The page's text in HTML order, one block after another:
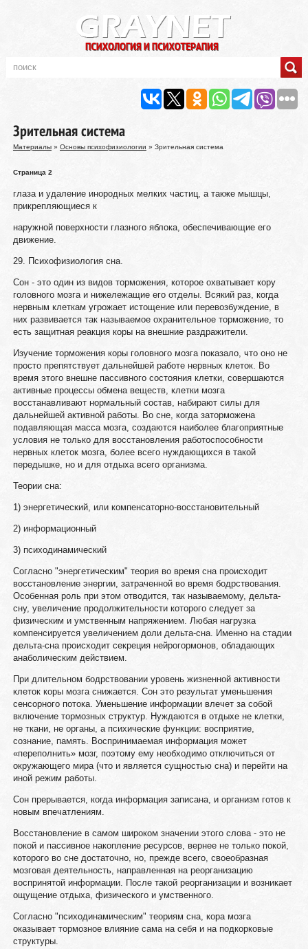
Зрительная система
Материалы» Основы психофизиологии » Зрительная система
Страница 2
глаза и удаление инородных мелких частиц, а также мышцы,
прикрепляющиеся к
наружной поверхности глазного яблока, обеспечивающие его
движение.
29. Психофизиология сна.
Сон - это один из видов торможения, которое охватывает кору
головного мозга и нижележащие его отделы. Всякий раз, когда
нервным клеткам угрожает истощение или перевозбуждение, в
них развивается так называемое охранительное торможение, то
есть защитная реакция коры на внешние раздражители.
Изучение торможения коры головного мозга показало, что оно не
просто препятствует дальнейшей работе нервных клеток. Во
время этого внешне пассивного состояния клетки, совершаются
активные процессы обмена веществ, клетки мозга
восстанавливают нормальный состав, набирают силы для
дальнейшей активной работы. Во сне, когда заторможена
подавляющая масса мозга, создаются наиболее благоприятные
условия не только для восстановления работоспособности
нервных клеток мозга, более всего нуждающихся в такой
передышке, но и для отдыха всего организма.
Теории сна:
1) энергетический, или компенсаторно-восстановительный
2) информационный
3) психодинамический
Согласно "энергетическим" теория во время сна происходит
восстановление энергии, затраченной во время бодрствования.
Особенная роль при этом отводится, так называемому, дельта-
сну, увеличение продолжительности которого следует за
физическим и умственным напряжением. Любая нагрузка
компенсируется увеличением доли дельта-сна. Именно на стадии
дельта-сна происходит секреция нейрогормонов, обладающих
анаболическим действием.
При длительном бодрствовании уровень жизненной активности
клеток коры мозга снижается. Сон это результат уменьшения
сенсорного потока. Уменьшение информации влечет за собой
включение тормозных структур. Нуждаются в отдыхе не клетки,
не ткани, не органы, а психические функции: восприятие,
сознание, память. Воспринимаемая информация может
«переполнить» мозг, поэтому ему необходимо отключиться от
окружающего мира (что и является сущностью сна) и перейти на
иной режим работы.
Сон прерывается, когда информация записана, и организм готов к
новым впечатлениям.
Восстановление в самом широком значении этого слова - это не
покой и пассивное накопление ресурсов, вернее не только покой,
которого во сне достаточно, но, прежде всего, своеобразная
мозговая деятельность, направленная на реорганизацию
воспринятой информации. После такой реорганизации и возникает
ощущение отдыха, физического и умственного.
Согласно "психодинамическим" теориям сна, кора мозга
оказывает тормозное влияние сама на себя и на подкорковые
структуры.